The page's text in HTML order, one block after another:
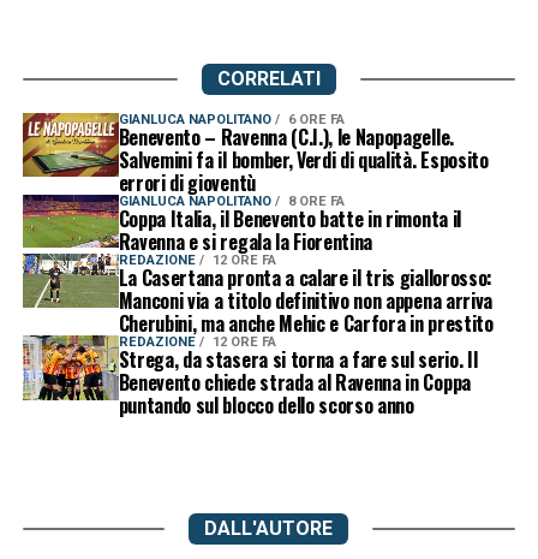
CORRELATI
GIANLUCA NAPOLITANO 6 ORE FA
Benevento – Ravenna (C.I.), le Napopagelle.
Salvemini fa il bomber, Verdi di qualità. Esposito
errori di gioventù
GIANLUCA NAPOLITANO 8 ORE FA
Coppa Italia, il Benevento batte in rimonta il
Ravenna e si regala la Fiorentina
REDAZIONE 12 ORE FA
La Casertana pronta a calare il tris giallorosso:
Manconi via a titolo definitivo non appena arriva
Cherubini, ma anche Mehic e Carfora in prestito
REDAZIONE 12 ORE FA
Strega, da stasera si torna a fare sul serio. Il
Benevento chiede strada al Ravenna in Coppa
puntando sul blocco dello scorso anno
DALL'AUTORE